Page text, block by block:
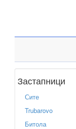
Застапници
Сите
Trubarovo
Битола